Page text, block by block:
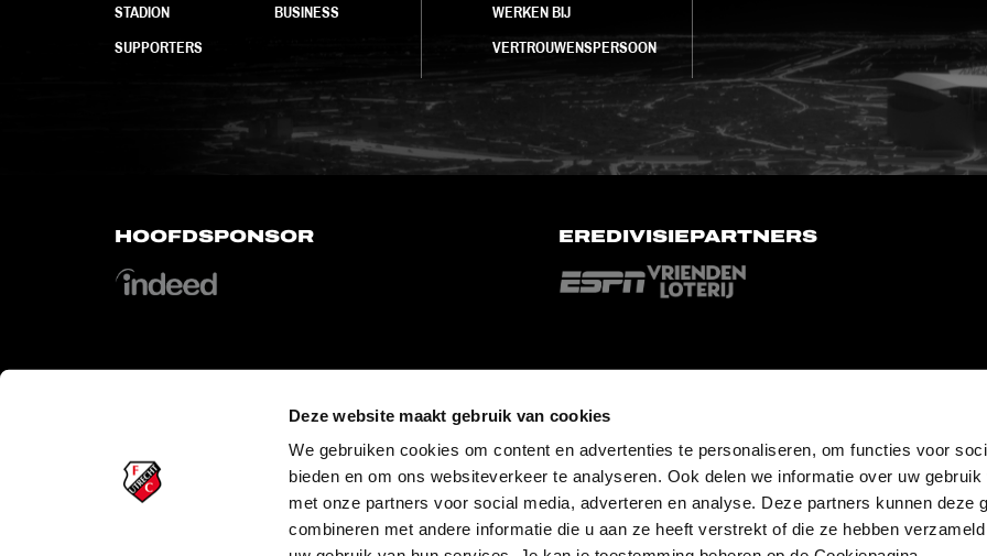
Deze website maakt gebruik van cookies
We gebruiken cookies om content en advertenties te personaliseren, om functies voor
bieden en om ons websiteverkeer te analyseren. Ook delen we informatie over uw
met onze partners voor social media, adverteren en analyse. Deze partners kunnen deze
combineren met andere informatie die u aan ze heeft verstrekt of die ze hebben
STADION
SUPPORTERS
BUSINESS
WERKEN BIJ
VERTROUWENSPERSOON
HOOFDSPONSOR EREDIVISIEPARTNERS
OFFICIAL PARTNERS